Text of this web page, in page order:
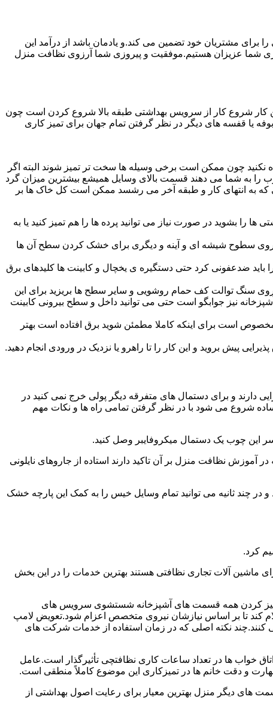
مشتریان خود تضمین می کند.و یادمان باشد از درآمد این
شما عزیزان هستیم.موفقیت و پیروزی شما آرزوی نظافت منزل
کار شروع کار از سرویس بهداشتی طبقه بالا شروع کردن است چون
بوفه یا قفسه های دیگر در نظر گرفتن تمام جهان برای تمیز کاری
نکنید چون ممکن است برخی وسیله ها سخت تر تمیز شوند البته اگر
را به شما می دهند قسمت بالای وسایل همیشع بیشترین میزان گرد
که به انتهای کار و طبقه آخر می رشسد ممکن است کل خاک ها بر
را بشوید در صورت نیاز می توانید پرده ها را هم تمیز کنید یا به
روی سطوح شیشه ای و آینه و دیگری برای خشک کردن سطح آن ها
ضدعفونی کرد حتی دستگیره ی یخچال و کابینت ها کلیدهای برق
روی سنگ توالت کف حمام روشویی و سایر سطح ها بریزید برای این
نیز جوابگو است حتی می توانید داخل و سطح بیرونی کابینت
است برای اینکه کاملا مطمئن شوید برق افتاده است بهتر
پیش بروید و این کار را تا راهرو یا نزدیک در ورودی انجام دهید.
دارند و برای دستمال های متفرقه دیگر پولی خرج نمی کنید در
شروع می شود با در نظر گرفتن تمامی راه ها و نکات مهم
آموزش نظافت منزل بر آن تاکید دارند استاده از جاروهای نایلونی
در چند ثانیه می توانید تمام وسایل خیس را به کمک این پارچه خشک
کرد.
آلات تجاری نظافتی هستند بهترین خدمات را در این بخش
کردن همه قسمت های آشپزخانه شستشوی سرویس های
کند تا بر اساس نیازشان نیروی متخصص اعزام شود.تعویض لامپ
نکته اصلی که در زمان استفاده از خدمات شرکت های
خواب ها در تعداد ساعات کاری نظافتچی تأثیرگذار است.عامل
و دقت خانم ها در تمیزکاری این موضوع کاملاً منطقی است.
های دیگر منزل بهترین معیار برای رعایت اصول بهداشتی از